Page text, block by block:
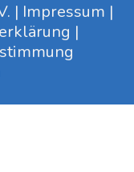
| Impressum |
|